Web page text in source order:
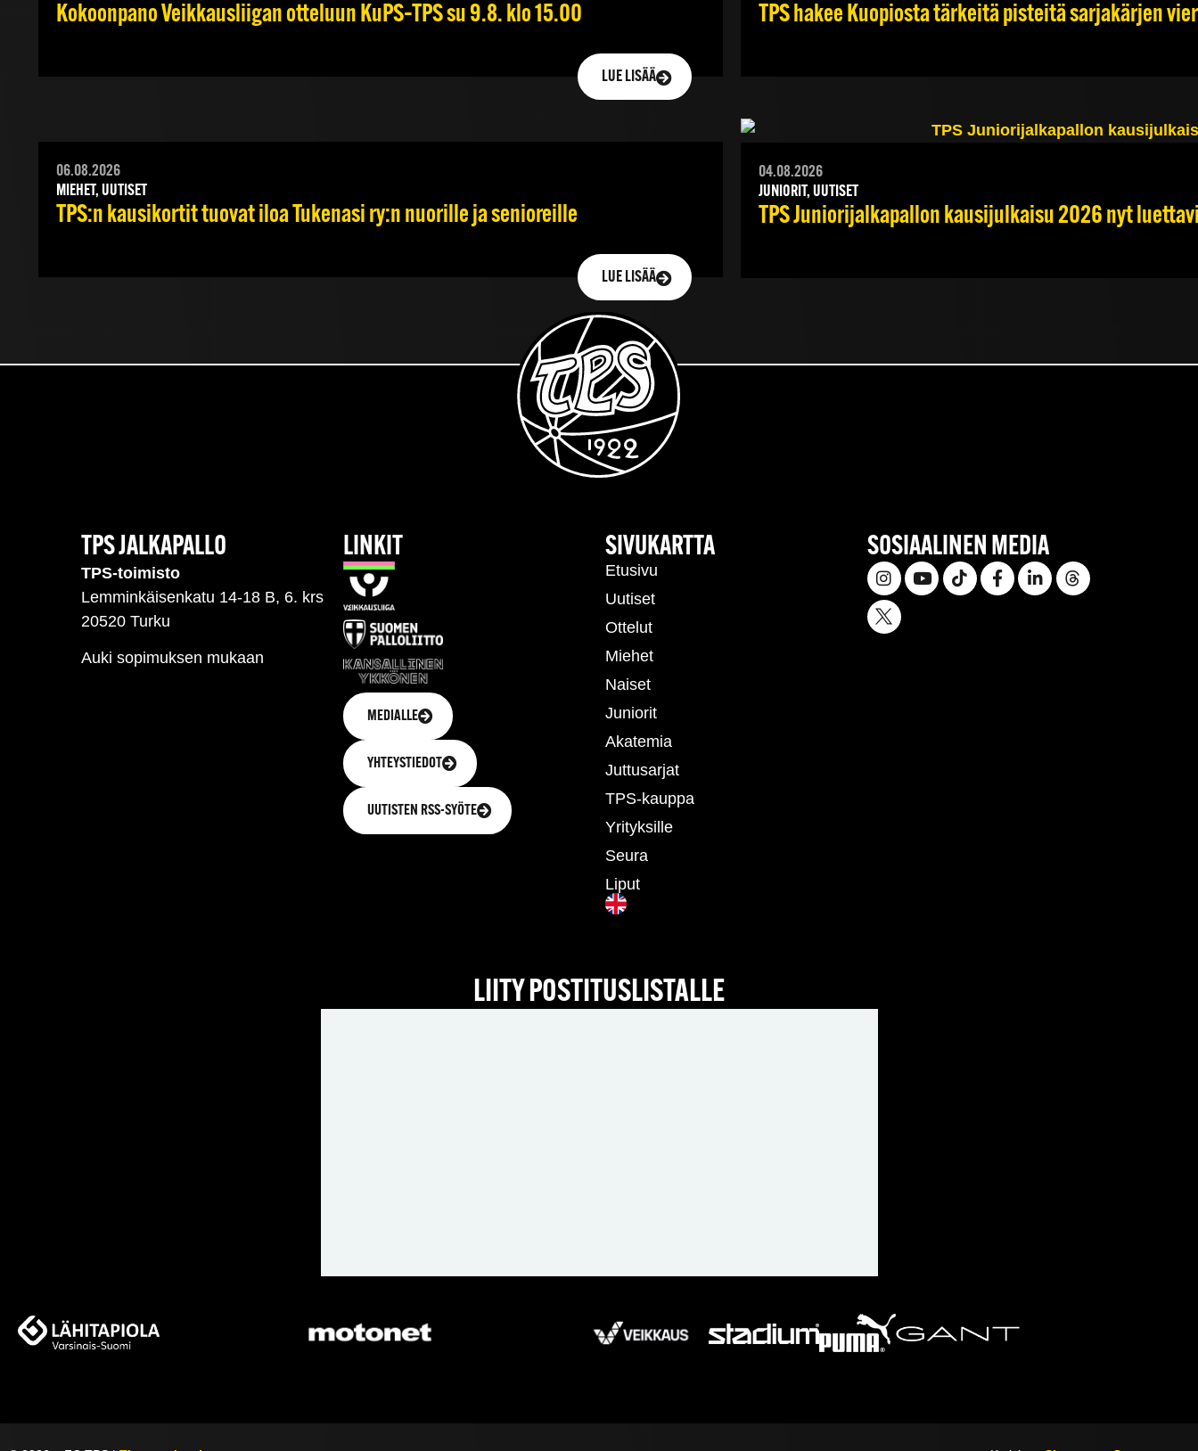
Kokoonpano Veikkausliigan otteluun KuPS–TPS su 9.8. klo 15.00
LUE LISÄÄ
TPS hakee Kuopiosta tärkeitä pisteitä sarjakärjen
06.08.2026
MIEHET, UUTISET
TPS:n kausikortit tuovat iloa Tukenasi ry:n nuorille ja senioreille
LUE LISÄÄ
04.08.2026
JUNIORIT, UUTISET
TPS Juniorijalkapallon kausijulkaisu 2026 nyt
TPS JALKAPALLO
TPS-toimisto
Lemminkäisenkatu 14-18 B, 6. krs
20520 Turku
Auki sopimuksen mukaan
LINKIT
MEDIALLE
YHTEYSTIEDOT
UUTISTEN RSS-SYÖTE
SIVUKARTTA
Etusivu
Uutiset
Ottelut
Miehet
Naiset
Juniorit
Akatemia
Juttusarjat
TPS-kauppa
Yrityksille
Seura
Liput
SOSIAALINEN MEDIA
LIITY POSTITUSLISTALLE